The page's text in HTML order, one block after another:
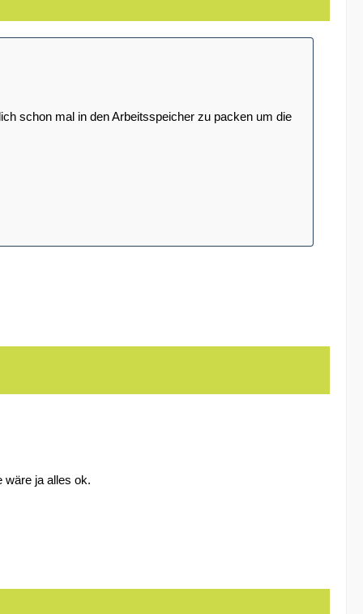
schon mal in den Arbeitsspeicher zu packen um die
wäre ja alles ok.